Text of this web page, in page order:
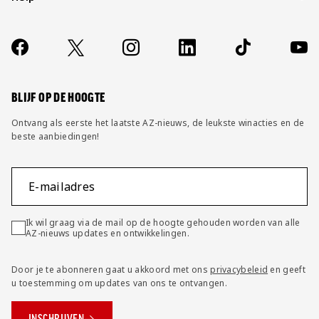
Contact
FAQ
Socials
https://www.facebook.com/AZAlkmaar
X Instagram LinkedIn TikTok
BLIJF OP DE HOOGTE
Ontvang als eerste het laatste AZ-nieuws, de leukste winacties en de
beste aanbiedingen!
E-mailadres
Ik wil graag via de mail op de hoogte gehouden worden van alle
AZ-nieuws updates en ontwikkelingen.
Door je te abonneren gaat u akkoord met onsprivacybeleid en geeft
u toestemming om updates van ons te ontvangen.